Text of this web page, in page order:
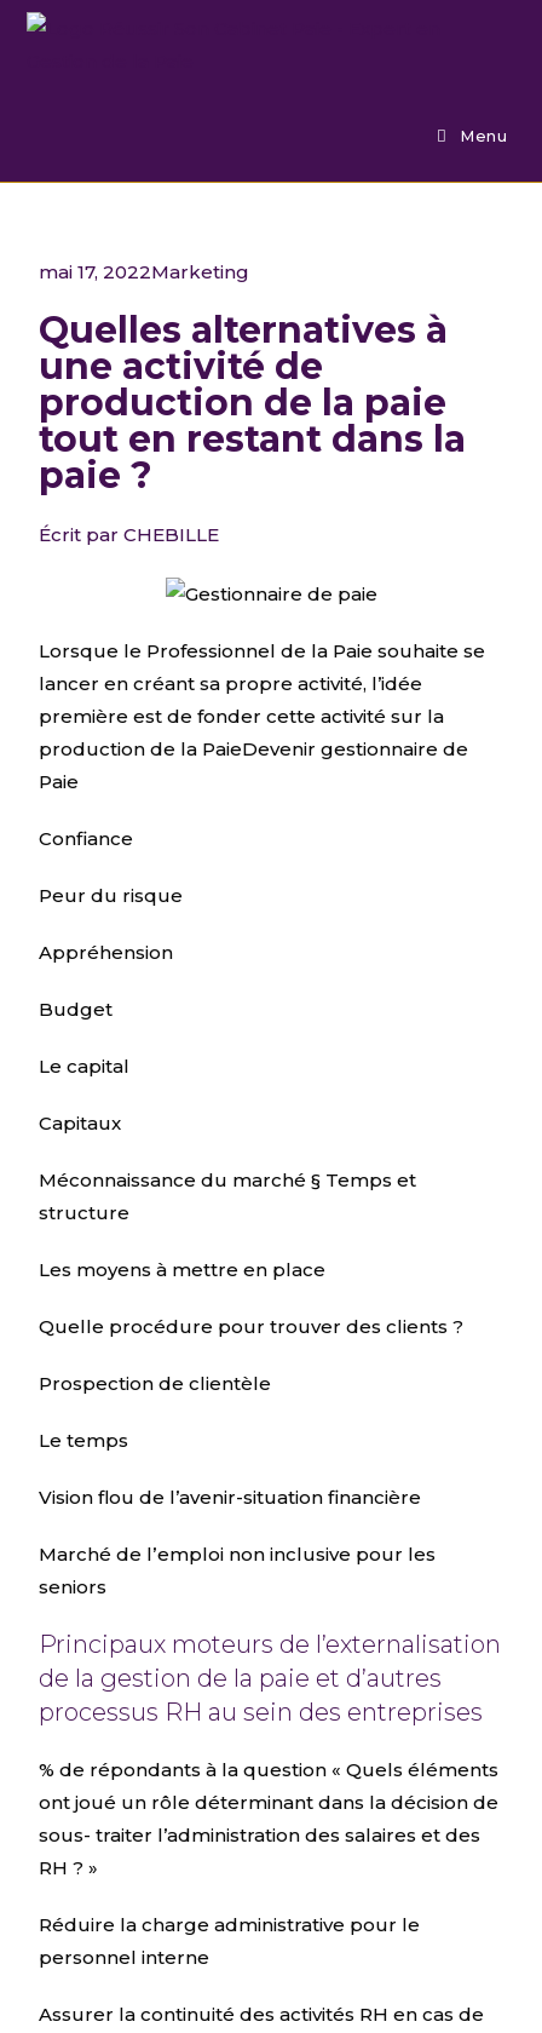
Menu
mai 17, 2022Marketing
Quelles alternatives à
une activité de
production de la paie
tout en restant dans la
paie ?
Écrit par CHEBILLE
Lorsque le Professionnel de la Paie souhaite se
lancer en créant sa propre activité, l’idée
première est de fonder cette activité sur la
production de la PaieDevenir gestionnaire de
Paie
Confiance
Peur du risque
Appréhension
Budget
Le capital
Capitaux
Méconnaissance du marché § Temps et
structure
Les moyens à mettre en place
Quelle procédure pour trouver des clients ?
Prospection de clientèle
Le temps
Vision flou de l’avenir-situation financière
Marché de lʼemploi non inclusive pour les
seniors
Principaux moteurs de l’externalisation
de la gestion de la paie et d’autres
processus RH au sein des entreprises
% de répondants à la question « Quels éléments
ont joué un rôle déterminant dans la décision de
sous- traiter l’administration des salaires et des
RH ? »
Réduire la charge administrative pour le
personnel interne
Assurer la continuité des activités RH en cas de